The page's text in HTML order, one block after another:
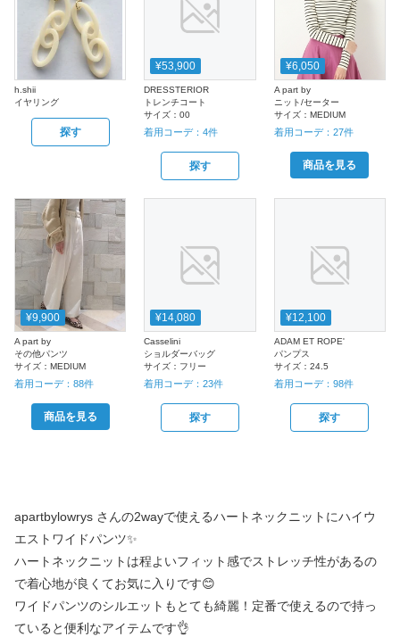
h.shii
イヤリング
探す
¥53,900
DRESSTERIOR
トレンチコート
サイズ：00
着用コーデ：4件
探す
¥6,050
A part by
ニット/セーター
サイズ： MEDIUM
着用コーデ： 27件
商品を見る
¥9,900
A part by
その他パンツ
サイズ： MEDIUM
着用コーデ： 88件
商品を見る
¥14,080
Casselini
ショルダーバッグ
サイズ： フリー
着用コーデ：23件
探す
¥12,100
ADAM ET ROPE'
パンプス
サイズ： 24.5
着用コーデ： 98件
探す
apartbylowrys さんの2wayで使えるハートネックニットにハイウ
エストワイドパンツ✨
ハートネックニットは程よいフィット感でストレッチ性があるの
で着心地が良くてお気に入りです😊
ワイドパンツのシルエットもとても綺麗！定番で使えるので持っ
ていると便利なアイテムです👌